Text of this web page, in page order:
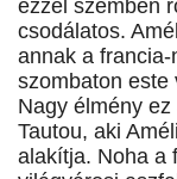
ezzel szemben
csodálatos.
annak a
szombaton este
Nagy élmény
Tautou, aki
alakítja. Noha a